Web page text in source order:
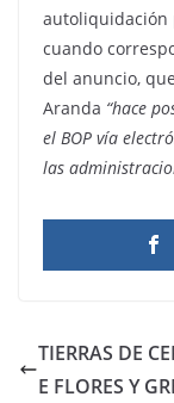
autoliquidación
cuando
del anuncio,
Aranda “hace
el BOP vía
las
TIERRAS DE
E FLORES Y